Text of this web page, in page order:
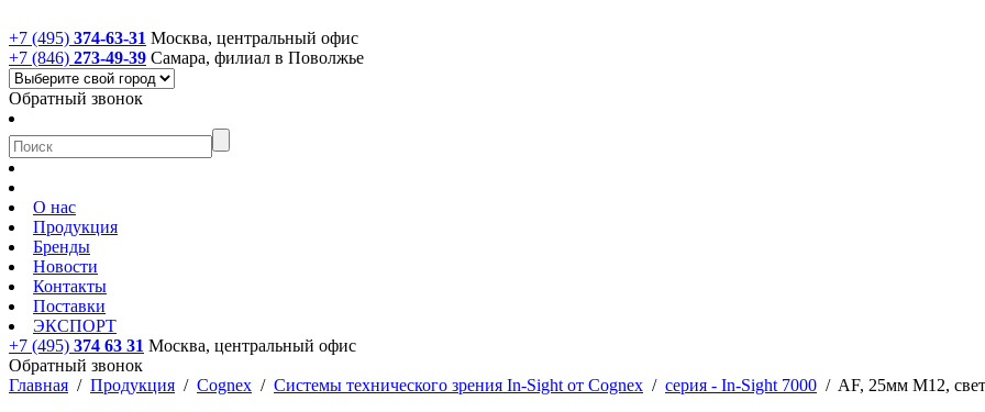
+7 (495) 374-63-31 Москва, центральный офис
+7 (846) 273-49-39 Самара, филиал в Поволжье
Обратный звонок
О нас
Продукция
Бренды
Новости
Контакты
Поставки
ЭКСПОРТ
+7 (495) 374 63 31 Москва, центральный офис
Обратный звонок
Главная / Продукция / Cognex / Системы технического зрения In-Sight от Cognex / cерия - In-Sight 7000 / AF, 25мм M12,